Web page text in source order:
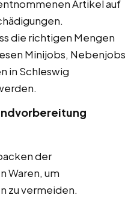
Artikel auf
die richtigen Mengen
Minijobs, Nebenjobs
in Schleswig
der
Waren, um
zu vermeiden.